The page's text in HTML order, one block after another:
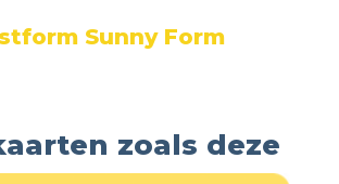
Sunny Form
zoals deze